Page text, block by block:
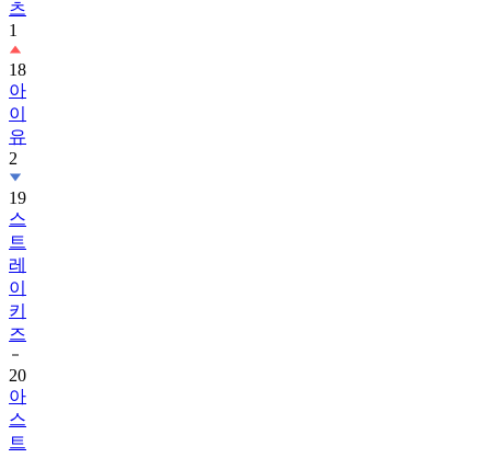
18
아
이
유
2
19
스
트
레
이
키
즈
20
아
스
트
로
(ASTRO)